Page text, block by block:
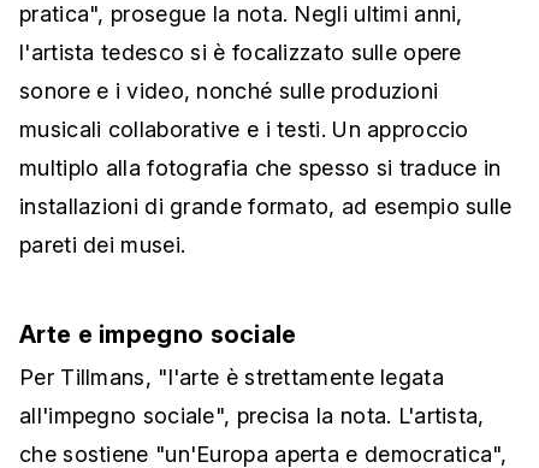
pratica", prosegue la nota. Negli ultimi anni,
l'artista tedesco si è focalizzato sulle opere
sonore e i video, nonché sulle produzioni
musicali collaborative e i testi. Un approccio
multiplo alla fotografia che spesso si traduce in
installazioni di grande formato, ad esempio sulle
pareti dei musei.
Arte e impegno sociale
Per Tillmans, "l'arte è strettamente legata
all'impegno sociale", precisa la nota. L'artista,
che sostiene "un'Europa aperta e democratica",